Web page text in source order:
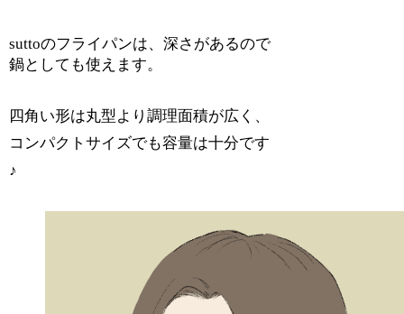
suttoのフライパンは、深さがあるので
鍋としても使えます。
四角い形は丸型より調理面積が広く、
コンパクトサイズでも容量は十分です
♪